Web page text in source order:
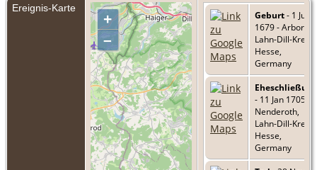
Ereignis-Karte
+
–
Geburt- 1 Jul
1679 - Arborn,
Lahn-Dill-Kreis,
Hesse,
Germany
Eheschließung
- 11 Jan 1705 -
Nenderoth,
Lahn-Dill-Kreis,
Hesse,
Germany